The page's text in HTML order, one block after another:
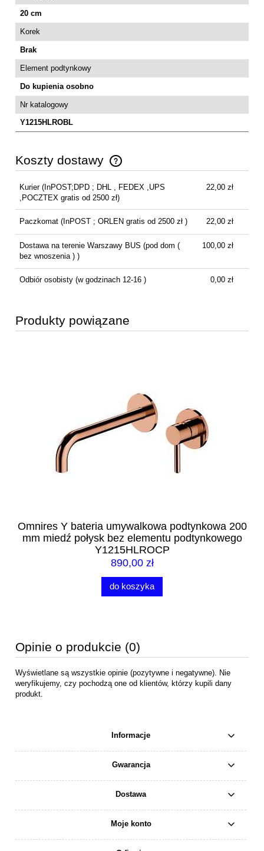
20 cm
Korek
Brak
Element podtynkowy
Do kupienia osobno
Nr katalogowy
Y1215HLROBL
Koszty dostawy
Cena nie zawiera ewentualnych kosztów płatności
Kurier (InPOST;DPD ; DHL , FEDEX ,UPS
,POCZTEX gratis od 2500 zł)
22,00 zł
Paczkomat (InPOST ; ORLEN gratis od 2500 zł ) 22,00 zł
Dostawa na terenie Warszawy BUS (pod dom (
bez wnoszenia ) )
100,00 zł
Odbiór osobisty(w godzinach 12-16 ) 0,00 zł
Produkty powiązane
Omnires Y bateria umywalkowa podtynkowa 200
mm miedź połysk bez elementu podtynkowego
Y1215HLROCP
890,00 zł
do koszyka
Opinie o produkcie (0)
Wyświetlane są wszystkie opinie (pozytywne i negatywne). Nie
weryfikujemy, czy pochodzą one od klientów, którzy kupili dany
produkt.
Informacje
Gwarancja
Dostawa
Moje konto